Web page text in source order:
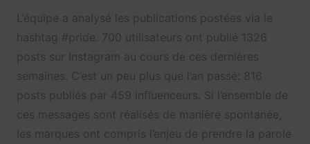
L’équipe a analysé les publications postées via le
hashtag #pride. 700 utilisateurs ont publié 1326
posts sur Instagram au cours de ces dernières
semaines. C’est un peu plus que l’an passé: 816
posts publiés par 459 influenceurs. Si l’ensemble de
ces messages sont réalisés de manière spontanée,
les marques ont compris l’enjeu de prendre la parole